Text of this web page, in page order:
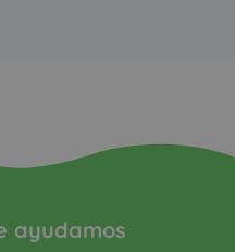
ayudamos